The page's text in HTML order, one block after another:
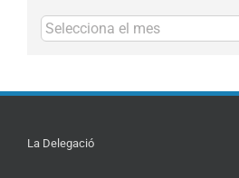
Arxius
La Delegació